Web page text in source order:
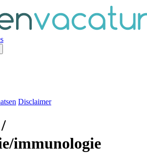
Disclaimer
/
immunologie